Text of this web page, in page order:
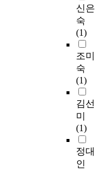
신은
숙
(1)
조미
숙
(1)
김선
미
(1)
정대
인